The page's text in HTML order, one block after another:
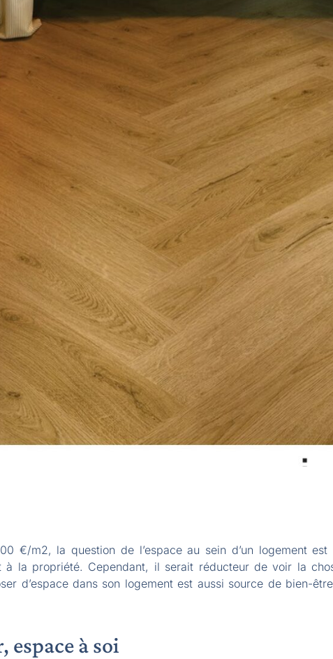
€/m2, la question de l’espace au sein d’un logement
à la propriété. Cependant, il serait réducteur de voir la
d’espace dans son logement est aussi source de bien-
espace à soi